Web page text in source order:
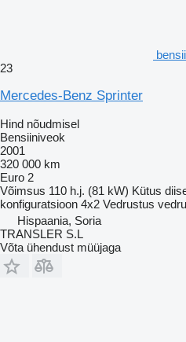
23
Mercedes-Benz Sprinter
Hind nõudmisel
Bensiiniveok
2001
320 000 km
Euro 2
Võimsus 110 h.j. (81 kW) Kütus
konfiguratsioon 4x2 Vedrustus
Hispaania, Soria
TRANSLER S.L
Võta ühendust müüjaga